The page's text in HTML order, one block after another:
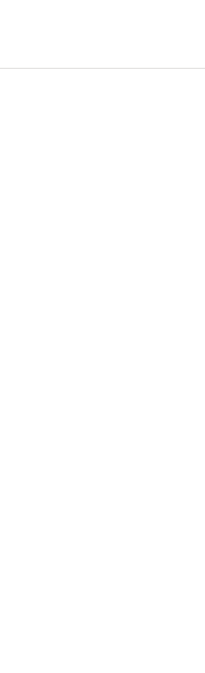
デザイン
さと現代的なスタイルが融合した、
ます。木彫りの装飾、ベルベットの
模したランプなどのモダンなディテ